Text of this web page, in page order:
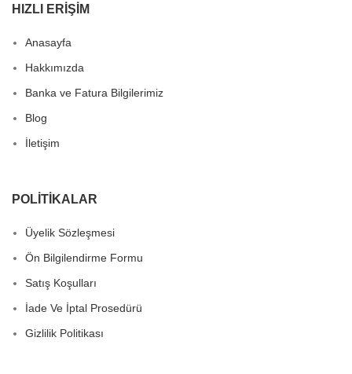
HIZLI ERIŞIM
Anasayfa
Hakkımızda
Banka ve Fatura Bilgilerimiz
Blog
İletişim
POLITIKALAR
Üyelik Sözleşmesi
Ön Bilgilendirme Formu
Satış Koşulları
İade Ve İptal Prosedürü
Gizlilik Politikası